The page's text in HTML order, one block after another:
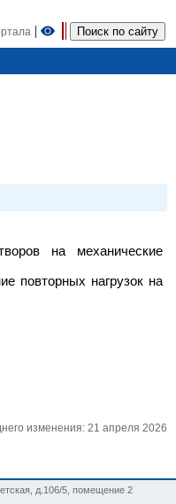
|
на механические
повторных нагрузок на
изменения: 21 апреля 2026
д.106/5, помещение 2